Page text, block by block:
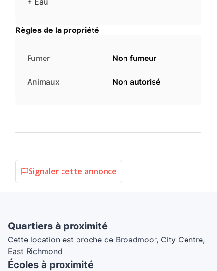
Règles de la propriété
Fumer Non fumeur
Animaux Non autorisé
Signaler cette annonce
Quartiers à proximité
Cette location est proche de Broadmoor, City Centre,
East Richmond
Écoles à proximité